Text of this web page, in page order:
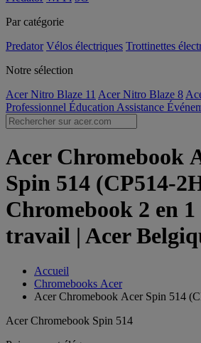
Par catégorie
Predator Vélos électriques Trottinettes
Notre sélection
Acer Nitro Blaze 11 Acer Nitro Blaze 8
Professionnel Éducation Assistance
Acer Chromebook
Spin 514 (CP514-
Chromebook 2 en
travail | Acer
Accueil
Chromebooks Acer
Acer Chromebook Acer Spin 514
Acer Chromebook Spin 514